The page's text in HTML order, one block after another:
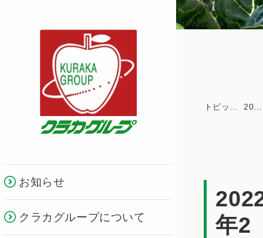
お知らせ
クラカグループについて
クラカグループか
らのお知らせ
トピックス一覧 2022年
年2